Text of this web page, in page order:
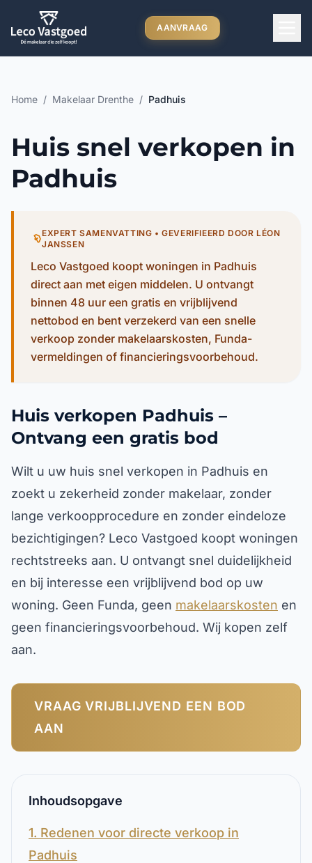
Ga direct naar inhoud
AANVRAAG
Home / Makelaar Drenthe / Padhuis
Huis snel verkopen in
Padhuis
EXPERT SAMENVATTING • GEVERIFIEERD DOOR LÉON
JANSSEN
Leco Vastgoed koopt woningen in Padhuis
direct aan met eigen middelen. U ontvangt
binnen 48 uur een gratis en vrijblijvend
nettobod en bent verzekerd van een snelle
verkoop zonder makelaarskosten, Funda-
vermeldingen of financieringsvoorbehoud.
Huis verkopen Padhuis –
Ontvang een gratis bod
Wilt u uw huis snel verkopen in Padhuis en
zoekt u zekerheid zonder makelaar, zonder
lange verkoopprocedure en zonder eindeloze
bezichtigingen? Leco Vastgoed koopt woningen
rechtstreeks aan. U ontvangt snel duidelijkheid
en bij interesse een vrijblijvend bod op uw
woning. Geen Funda, geen makelaarskosten en
geen financieringsvoorbehoud. Wij kopen zelf
aan.
VRAAG VRIJBLIJVEND EEN BOD
AAN
Inhoudsopgave
1. Redenen voor directe verkoop in
Padhuis